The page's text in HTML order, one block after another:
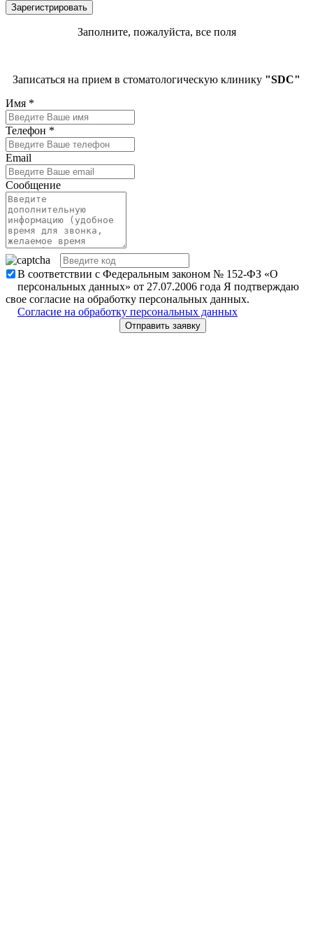
Заполните, пожалуйста, все поля
Записаться на прием в стоматологическую клинику "SDC"
Имя *
Телефон *
Email
Сообщение
В соответствии с Федеральным законом № 152-ФЗ «О
персональных данных» от 27.07.2006 года Я подтверждаю
свое согласие на обработку персональных данных.
Согласие на обработку персональных данных